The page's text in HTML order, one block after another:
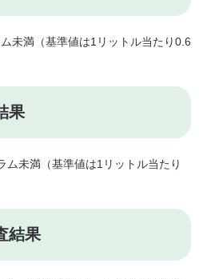
未満（基準値は1リットル当たり0.6
果
ム未満（基準値は1リットル当たり
結果